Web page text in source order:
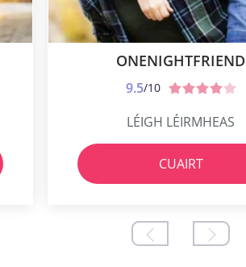
ONENIGHTFRIEND
9.5/10
LÉIGH LÉIRMHEAS
CUAIRT